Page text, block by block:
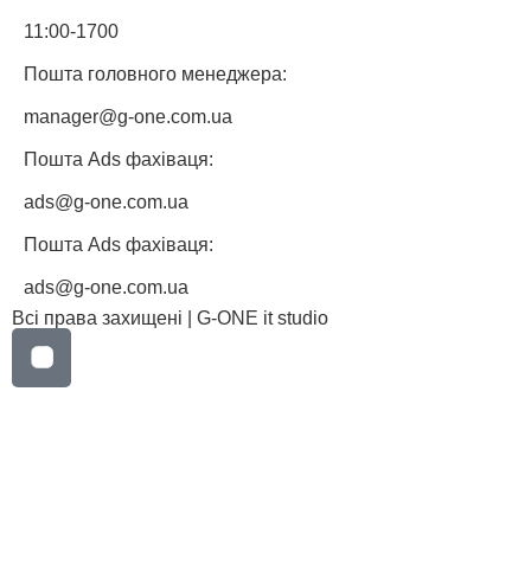
11:00-1700
Пошта головного менеджера:
manager@g-one.com.ua
Пошта Ads фахіваця:
ads@g-one.com.ua
Пошта Ads фахіваця:
ads@g-one.com.ua
Всі права захищені | G-ONE it studio